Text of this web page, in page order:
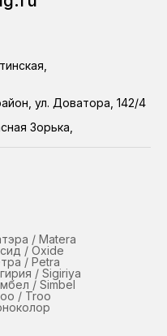
ул. Доватора, 142/4
Зорька,
/ Matera
/ Oxide
/ Petra
/ Sigiriya
/ Simbel
/ Troo